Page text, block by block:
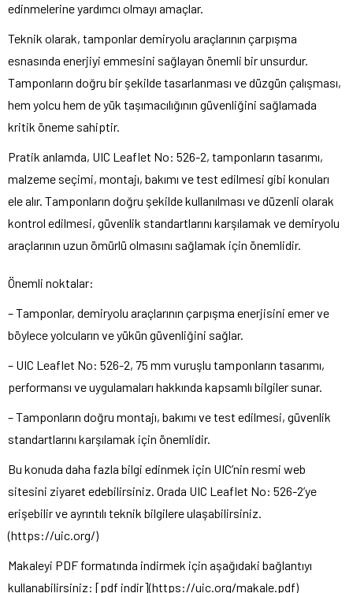
edinmelerine yardımcı olmayı amaçlar.
Teknik olarak, tamponlar demiryolu araçlarının çarpışma
esnasında enerjiyi emmesini sağlayan önemli bir unsurdur.
Tamponların doğru bir şekilde tasarlanması ve düzgün çalışması,
hem yolcu hem de yük taşımacılığının güvenliğini sağlamada
kritik öneme sahiptir.
Pratik anlamda, UIC Leaflet No: 526-2, tamponların tasarımı,
malzeme seçimi, montajı, bakımı ve test edilmesi gibi konuları
ele alır. Tamponların doğru şekilde kullanılması ve düzenli olarak
kontrol edilmesi, güvenlik standartlarını karşılamak ve demiryolu
araçlarının uzun ömürlü olmasını sağlamak için önemlidir.
Önemli noktalar:
– Tamponlar, demiryolu araçlarının çarpışma enerjisini emer ve
böylece yolcuların ve yükün güvenliğini sağlar.
– UIC Leaflet No: 526-2, 75 mm vuruşlu tamponların tasarımı,
performansı ve uygulamaları hakkında kapsamlı bilgiler sunar.
– Tamponların doğru montajı, bakımı ve test edilmesi, güvenlik
standartlarını karşılamak için önemlidir.
Bu konuda daha fazla bilgi edinmek için UIC’nin resmi web
sitesini ziyaret edebilirsiniz. Orada UIC Leaflet No: 526-2’ye
erişebilir ve ayrıntılı teknik bilgilere ulaşabilirsiniz.
(https://uic.org/)
Makaleyi PDF formatında indirmek için aşağıdaki bağlantıyı
kullanabilirsiniz: [pdf indir](https://uic.org/makale.pdf)